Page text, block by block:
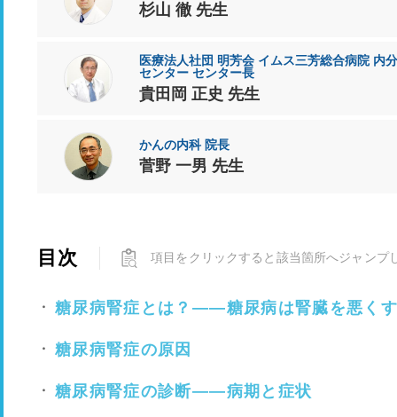
杉山 徹 先生
医療法人社団 明芳会 イムス三芳総合病院 内
センター センター長
貴田岡 正史 先生
かんの内科 院長
菅野 一男 先生
目次 項目をクリックすると該当箇所へジャンプ
糖尿病腎症とは？――糖尿病は腎臓を悪く
糖尿病腎症の原因
糖尿病腎症の診断――病期と症状